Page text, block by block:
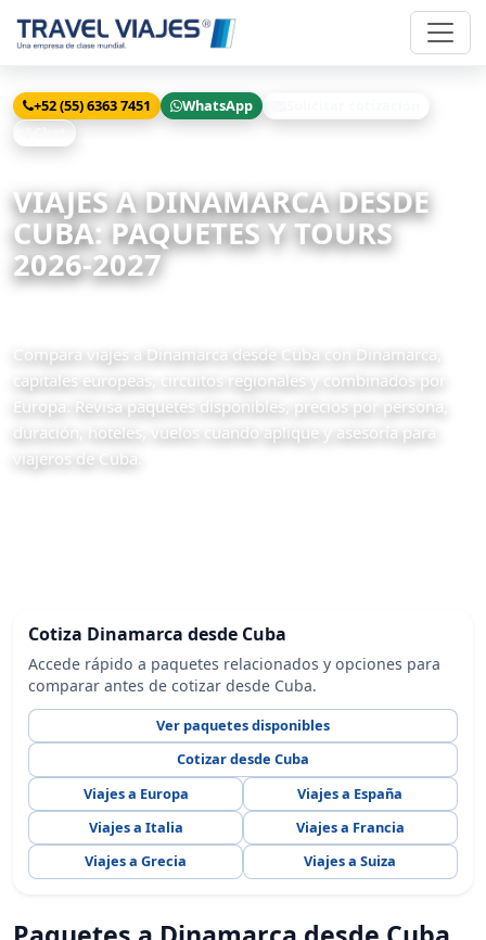
+52 (55) 6363 7451 WhatsApp
VIAJES A DINAMARCA DESDE
CUBA: PAQUETES Y TOURS
2026-2027
Compara viajes a Dinamarca desde Cuba con Dinamarca,
capitales europeas, circuitos regionales y combinados por
Europa. Revisa paquetes disponibles, precios por persona,
duración, hoteles, vuelos cuando aplique y asesoría para
viajeros de Cuba.
Cotiza Dinamarca desde Cuba
Accede rápido a paquetes relacionados y opciones para
comparar antes de cotizar desde Cuba.
Ver paquetes disponibles
Cotizar desde Cuba
Viajes a Europa
Viajes a España
Viajes a Italia
Viajes a Francia
Viajes a Grecia
Viajes a Suiza